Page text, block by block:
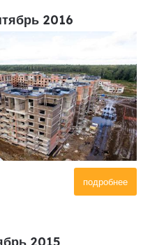
2016
подробнее